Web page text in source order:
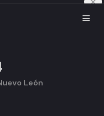
León